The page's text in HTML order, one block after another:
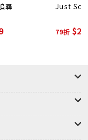
《普克山的精
尋 Just So
79折